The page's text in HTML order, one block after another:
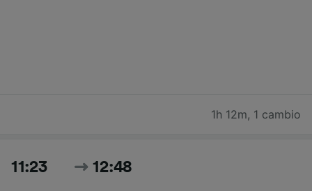
1h 12m, 1 cambio
11:23 12:48